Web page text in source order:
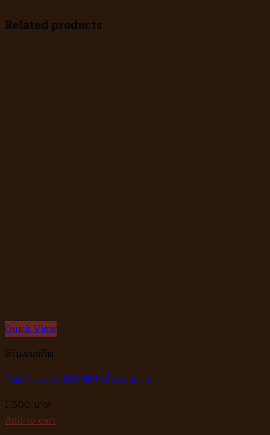
สี
แดง
Related products
Quick View
สิริมงคลชีวิต
ล็อคเก็ตฉลอง 888 ปี58 เนื้อทองแดง
1,500
Add to cart